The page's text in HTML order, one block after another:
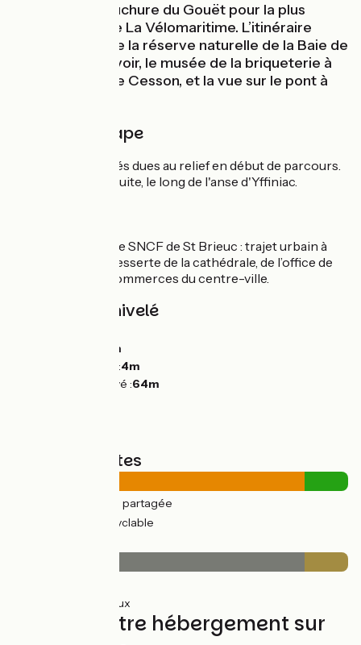
Cap sur l’embouchure du Gouët pour la plus
courte étape de La Vélomaritime. L’itinéraire
épouse l’anse de la réserve naturelle de la Baie de
Saint-Brieuc. À voir, le musée de la briqueterie à
St-Ilan, la tour de Cesson, et la vue sur le pont à
Détail de l'étape
Quelques difficultés dues au relief en début de parcours.
Sur voie verte ensuite, le long de l'anse d'Yffiniac.
Liaison vers la gare SNCF de St Brieuc : trajet urbain à
pente régulière, desserte de la cathédrale, de l’office de
tourisme et des commerces du centre-ville.
Pentes et dénivelé
90m
Point le plus bas :4m
Point le plus élevé :64m
Types de routes
(87%) Route partagée
(13%) Voie cyclable
(13%) Rugueux
Trouvez votre hébergement sur